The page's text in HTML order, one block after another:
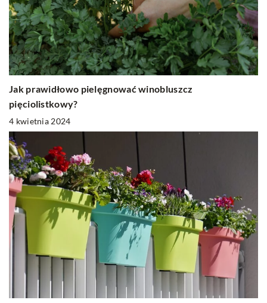
Jak prawidłowo pielęgnować winobluszcz
pięciolistkowy?
4 kwietnia 2024